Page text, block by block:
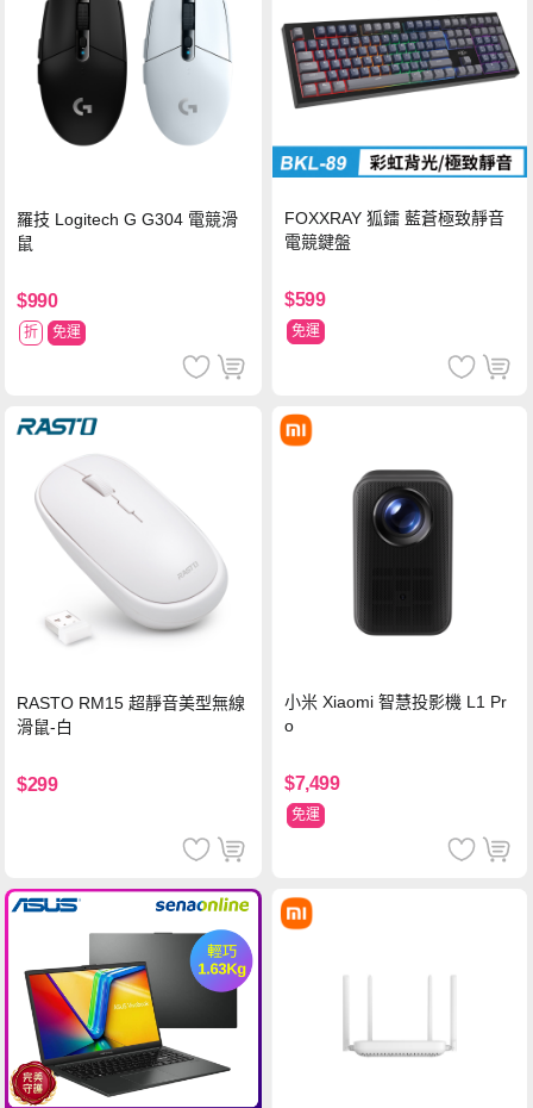
羅技 Logitech G G304 電競滑
鼠
$990
折 免運
FOXXRAY 狐鐳 藍蒼極致靜音
電競鍵盤
$599
免運
RASTO RM15 超靜音美型無線
滑鼠-白
$299
小米 Xiaomi 智慧投影機 L1 Pr
o
$7,499
免運